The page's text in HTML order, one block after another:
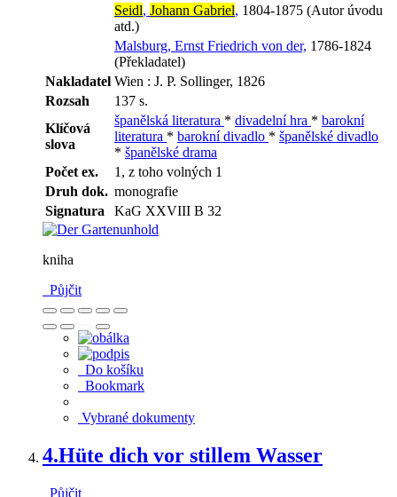
Seidl, Johann Gabriel, 1804-1875 (Autor úvodu
atd.)
Malsburg, Ernst Friedrich von der, 1786-1824
(Překladatel)
Nakladatel Wien : J. P. Sollinger, 1826
Rozsah
137 s.
Klíčová
slova
španělská literatura * divadelní hra * barokní
literatura * barokní divadlo * španělské divadlo
* španělské drama
Počet ex.
1, z toho volných 1
Druh dok. monografie
Signatura
KaG XXVIII B 32
kniha
Půjčit
Do košíku
Bookmark
Vybrané dokumenty
4.Hüte dich vor stillem Wasser
Půjčit